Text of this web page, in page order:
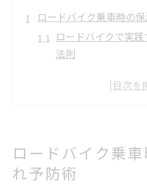
ロードバイク乗車時の
ロードバイクで実
法則
ツ
股擦れを防ぐ保湿と
ロードバイク乗
れ予防術